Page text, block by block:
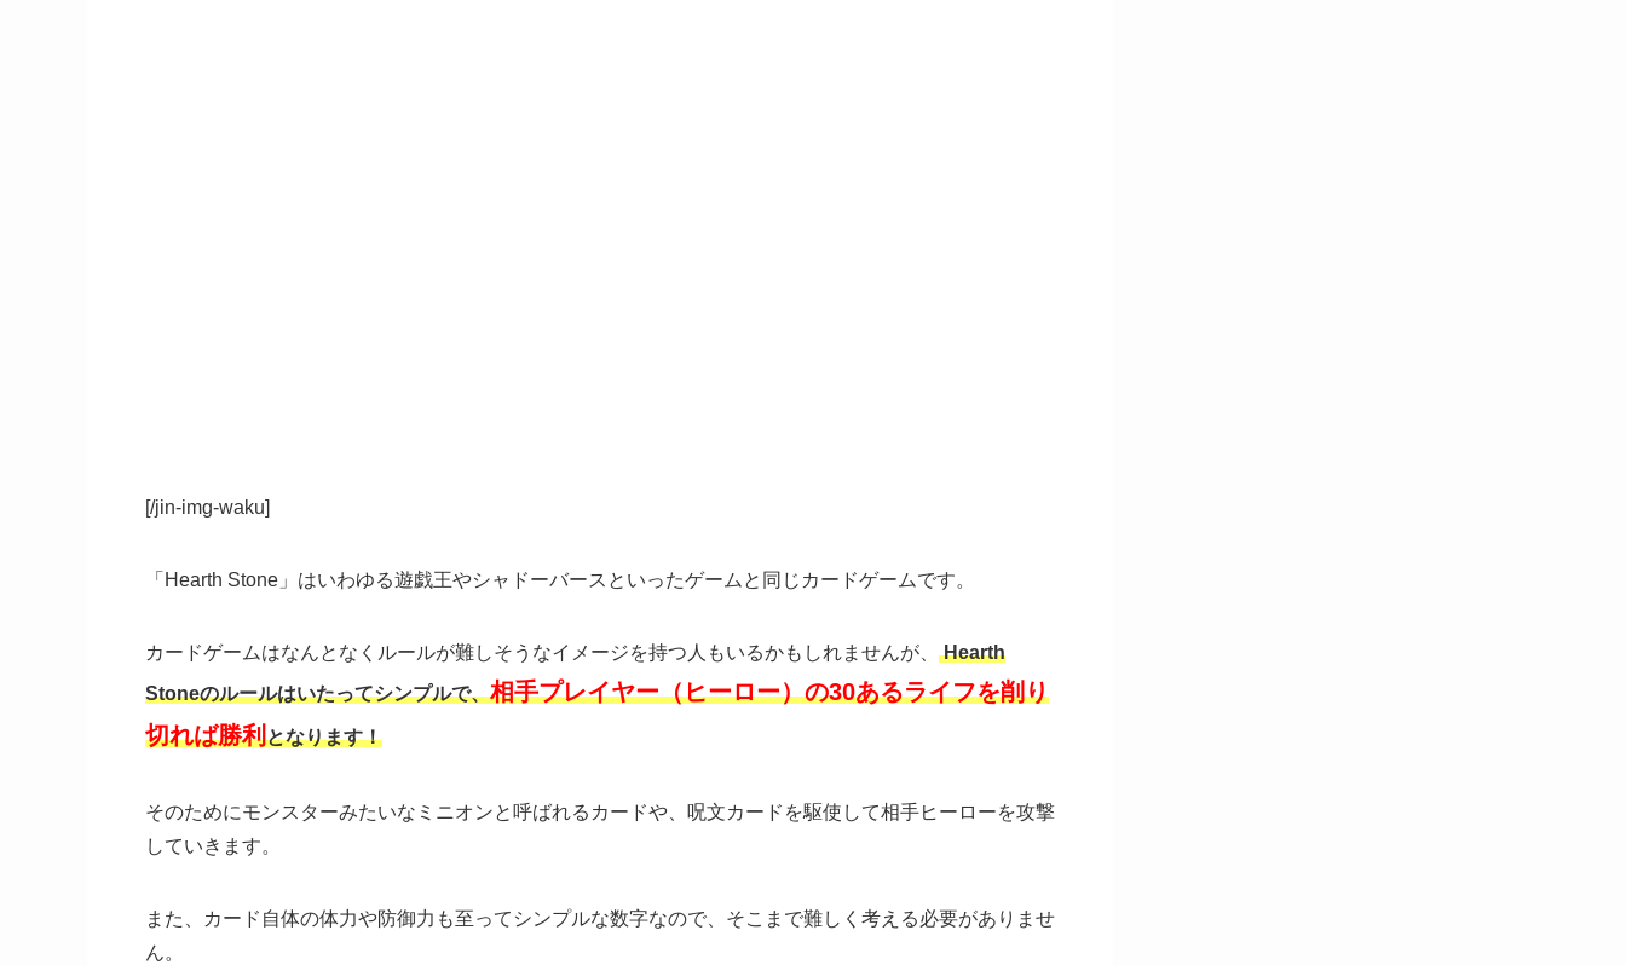
[/jin-img-waku]
「Hearth Stone」はいわゆる遊戯王やシャドーバースといったゲームと同じカードゲームです。
カードゲームはなんとなくルールが難しそうなイメージを持つ人もいるかもしれませんが、 Hearth
Stoneのルールはいたってシンプルで、相手プレイヤー（ヒーロー）の30あるライフを削り
切れば勝利となります！
そのためにモンスターみたいなミニオンと呼ばれるカードや、呪文カードを駆使して相手ヒーローを攻撃
していきます。
また、カード自体の体力や防御力も至ってシンプルな数字なので、そこまで難しく考える必要がありませ
ん。